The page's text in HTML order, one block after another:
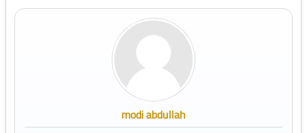
modi abdullah